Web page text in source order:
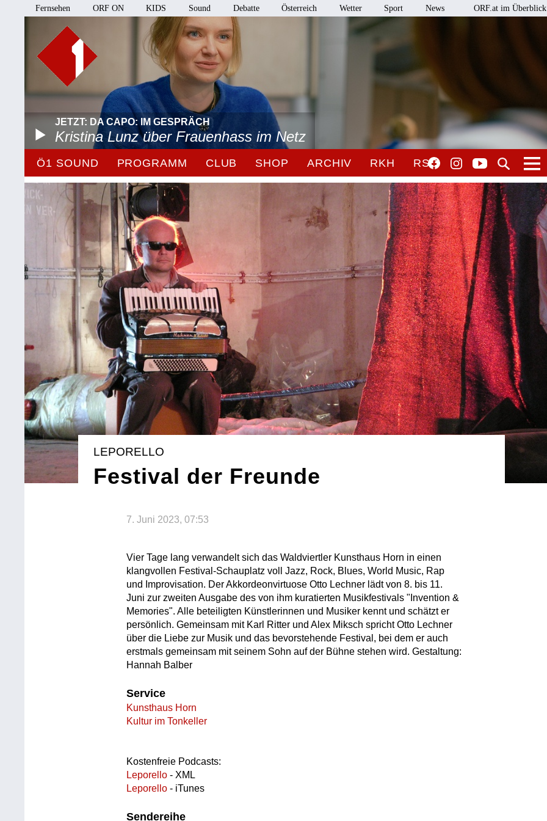
Fernsehen ORF ON KIDS Sound Debatte Österreich Wetter Sport News ORF.at im Überblick
JETZT: DA CAPO: IM GESPRÄCH
Kristina Lunz über Frauenhass im Netz
Ö1 SOUND PROGRAMM CLUB SHOP ARCHIV RKH RSO
LEPORELLO
Festival der Freunde
7. Juni 2023, 07:53
Vier Tage lang verwandelt sich das Waldviertler Kunsthaus Horn in einen
klangvollen Festival-Schauplatz voll Jazz, Rock, Blues, World Music, Rap
und Improvisation. Der Akkordeonvirtuose Otto Lechner lädt von 8. bis 11.
Juni zur zweiten Ausgabe des von ihm kuratierten Musikfestivals "Invention &
Memories". Alle beteiligten Künstlerinnen und Musiker kennt und schätzt er
persönlich. Gemeinsam mit Karl Ritter und Alex Miksch spricht Otto Lechner
über die Liebe zur Musik und das bevorstehende Festival, bei dem er auch
erstmals gemeinsam mit seinem Sohn auf der Bühne stehen wird. Gestaltung:
Hannah Balber
Service
Kunsthaus Horn
Kultur im Tonkeller
Kostenfreie Podcasts:
Leporello - XML
Leporello - iTunes
Sendereihe